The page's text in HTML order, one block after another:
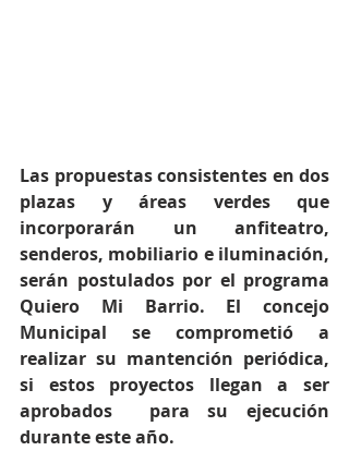
Las propuestas consistentes en dos
plazas y áreas verdes que
incorporarán un anfiteatro,
senderos, mobiliario e iluminación,
serán postulados por el programa
Quiero Mi Barrio. El concejo
Municipal se comprometió a
realizar su mantención periódica,
si estos proyectos llegan a ser
aprobados  para su ejecución
durante este año.